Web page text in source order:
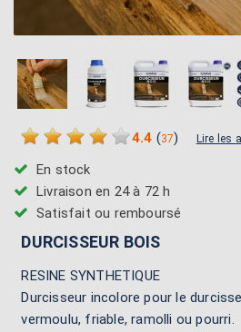
4.4 (37) Lire les
En stock
Livraison en 24 à 72 h
Satisfait ou remboursé
DURCISSEUR BOIS
RESINE SYNTHETIQUE
Durcisseur incolore pour le
vermoulu, friable, ramolli ou pourri.